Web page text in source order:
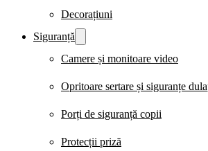
Decorațiuni
Siguranță
Camere și monitoare video
Opritoare sertare și siguranțe
Porți de siguranță copii
Protecții priză